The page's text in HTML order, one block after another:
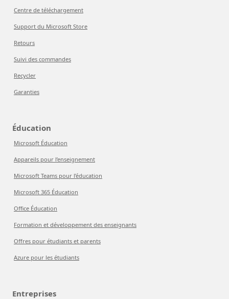
Centre de téléchargement
Support du Microsoft Store
Retours
Suivi des commandes
Recycler
Garanties
Éducation
Microsoft Éducation
Appareils pour l’enseignement
Microsoft Teams pour l’éducation
Microsoft 365 Éducation
Office Éducation
Formation et développement des enseignants
Offres pour étudiants et parents
Azure pour les étudiants
Entreprises